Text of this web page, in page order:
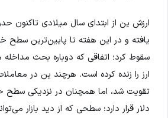
ارزش ین از ابتدای سال میلادی
سقوط کرد؛ اتفاقی که دوباره بحث مداخله
ارز را زنده کرده است. هرچند ین در
دلار قرار دارد؛ سطحی که از دید بازار